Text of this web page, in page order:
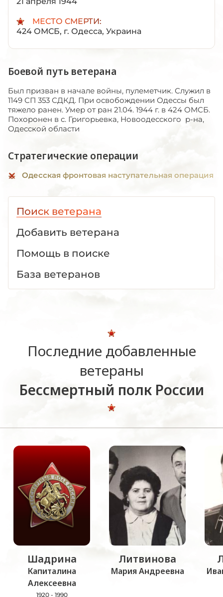
МЕСТО СМЕРТИ:
424 ОМСБ, г. Одесса, Украина
Боевой путь ветерана
Был призван в начале войны, пулеметчик. Служил в
1149 СП 353 СДКД. При освобождении Одессы был
тяжело ранен. Умер от ран 21.04. 1944 г. в 424 ОМСБ.
Похоронен в с. Григорьевка, Новоодесского р-на,
Одесской области
Стратегические операции
Одесская фронтовая наступательная операция
Поиск ветерана
Добавить ветерана
Помощь в поиске
База ветеранов
Последние добавленные
ветераны
Бессмертный полк России
Шадрина
Капиталина
Алексеевна
1920 - 1990
Литвинова
Мария Андреевна